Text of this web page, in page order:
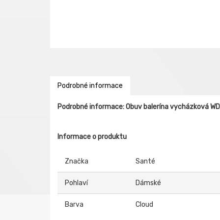
Podrobné informace
Podrobné informace: Obuv balerína vycházková
Informace o produktu
Značka Santé
Pohlaví Dámské
Barva Cloud